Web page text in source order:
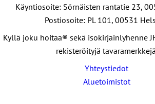
Käyntiosoite: Sörnäisten rantatie 23,
Postiosoite: PL 101, 00531
Kyllä joku hoitaa® sekä isokirjainlyhenne
rekisteröityjä
Yhteystiedot
Aluetoimistot